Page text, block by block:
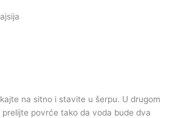
na sitno i stavite u šerpu. U drugom
povrće tako da voda bude dva